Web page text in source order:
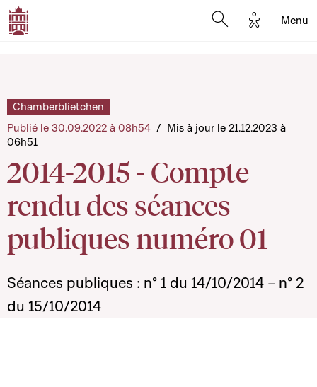
Options
Menu
2014-2015 - Compte
rendu des séances
publiques numéro 01
Chamberblietchen
Publié le 30.09.2022 à 08h54 / Mis à jour le 21.12.2023 à
06h51
Séances publiques : n° 1 du 14/10/2014 – n° 2
du 15/10/2014